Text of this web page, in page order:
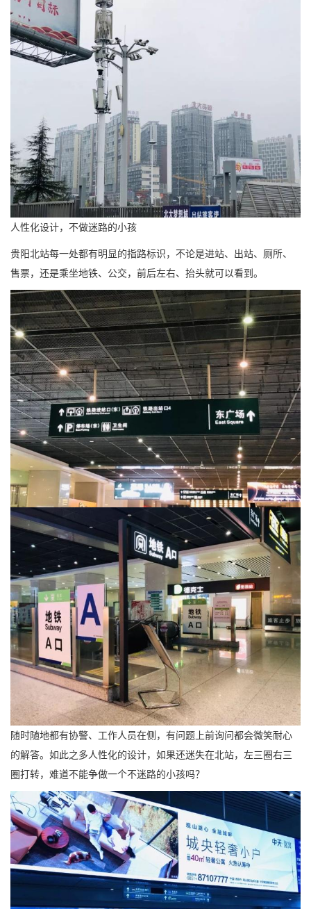
人性化设计，不做迷路的小孩
贵阳北站每一处都有明显的指路标识，不论是进站、出站、厕所、
售票，还是乘坐地铁、公交，前后左右、抬头就可以看到。
随时随地都有协警、工作人员在侧，有问题上前询问都会微笑耐心
的解答。如此之多人性化的设计，如果还迷失在北站，左三圈右三
圈打转，难道不能争做一个不迷路的小孩吗？